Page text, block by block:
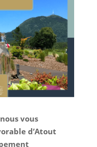
vous
d’Atout